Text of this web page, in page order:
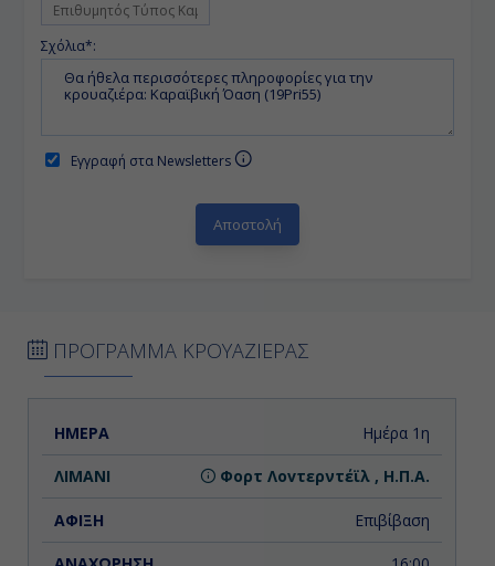
Σχόλια*:
Εγγραφή στα Newsletters
ΠΡΟΓΡΑΜΜΑ ΚΡΟΥΑΖΙΕΡΑΣ
ΗΜΕΡΑ ΑΝΑΧΩΡΗΣΗ
Ημέρα 1η
Φορτ Λοvτερντέϊλ , Η.Π.Α.
Επιβίβαση